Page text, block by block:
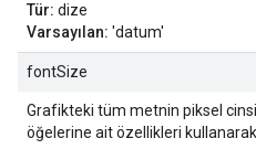
Tür: dize
Varsayılan: 'datum'
fontSize
Grafikteki tüm metnin piksel
öğelerine ait özellikleri